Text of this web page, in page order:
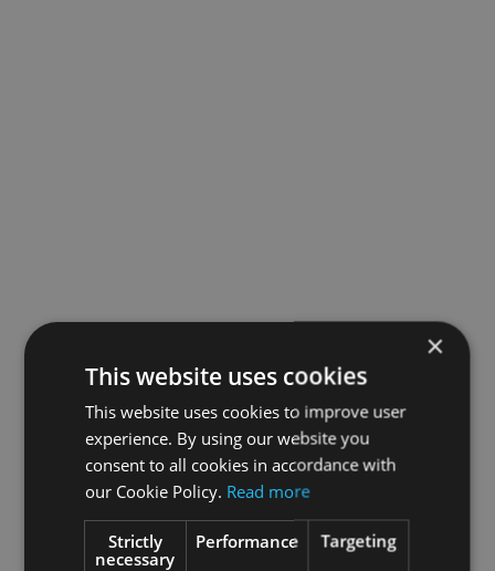
×
This website uses cookies
This website uses cookies to improve user
experience. By using our website you
consent to all cookies in accordance with
our Cookie Policy. Read more
Strictly
necessary
Performance Targeting